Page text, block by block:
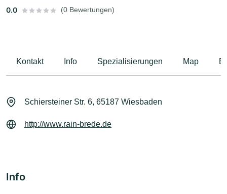
0.0 (0 Bewertungen)
Kontakt Info Spezialisierungen Map
Schiersteiner Str. 6, 65187 Wiesbaden
http://www.rain-brede.de
Info